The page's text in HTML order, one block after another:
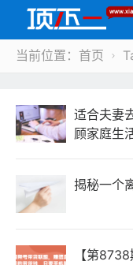
当前位置： 首页 
适合夫妻
顾家庭生
揭秘一个
【第